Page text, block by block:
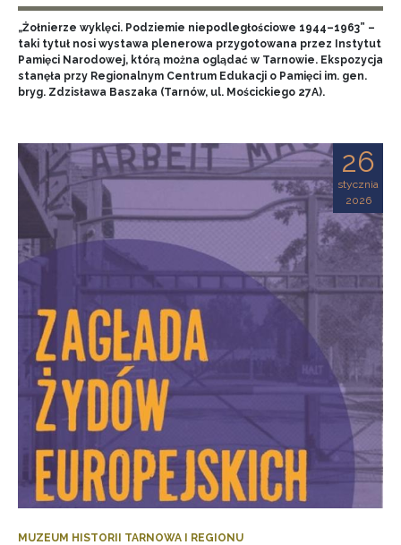
„Żołnierze wyklęci. Podziemie niepodległościowe 1944–1963” –
taki tytuł nosi wystawa plenerowa przygotowana przez Instytut
Pamięci Narodowej, którą można oglądać w Tarnowie. Ekspozycja
stanęła przy Regionalnym Centrum Edukacji o Pamięci im. gen.
bryg. Zdzisława Baszaka (Tarnów, ul. Mościckiego 27A).
26
stycznia
2026
MUZEUM HISTORII TARNOWA I REGIONU